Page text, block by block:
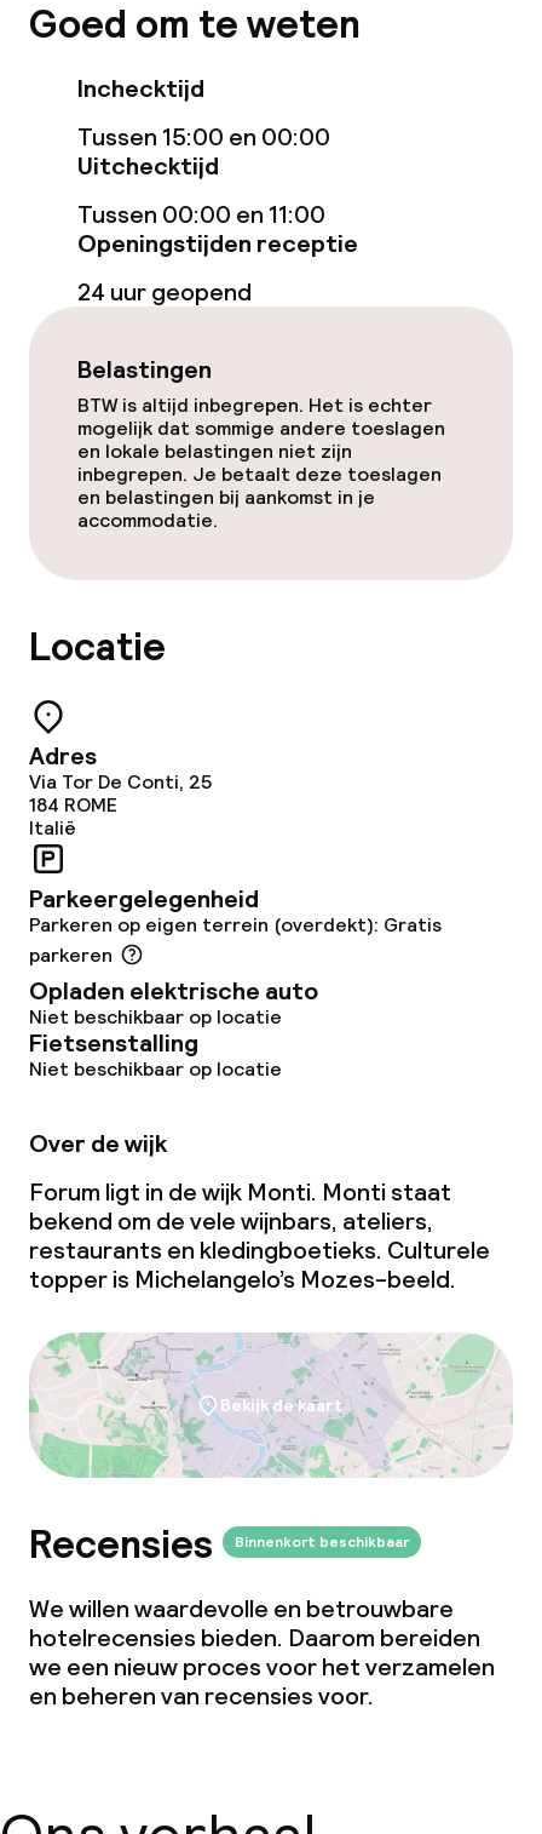
Lunch à la carte
Lunch, vast menu
Diner à la carte
Diner, vast menu
Roomservice
Dieetopties
Speciale dieetopties
Schoonmaakvoorzieningen
Zakelijke faciliteiten
Vergaderruimte
Beleid
Overal rookvrij
Goed om te weten
Inchecktijd
Tussen 15:00 en 00:00
Uitchecktijd
Tussen 00:00 en 11:00
Openingstijden receptie
24 uur geopend
Belastingen
BTW is altijd inbegrepen. Het is echter
mogelijk dat sommige andere toeslagen
en lokale belastingen niet zijn
inbegrepen. Je betaalt deze toeslagen
en belastingen bij aankomst in je
accommodatie.
Locatie
Adres
Via Tor De Conti, 25
184 ROME
Italië
Parkeergelegenheid
Parkeren op eigen terrein (overdekt): Gratis
parkeren
Opladen elektrische auto
Niet beschikbaar op locatie
Fietsenstalling
Niet beschikbaar op locatie
Over de wijk
Forum ligt in de wijk Monti. Monti staat
bekend om de vele wijnbars, ateliers,
restaurants en kledingboetieks. Culturele
topper is Michelangelo’s Mozes-beeld.
Bekijk de kaart
Recensies Binnenkort beschikbaar
We willen waardevolle en betrouwbare
hotelrecensies bieden. Daarom bereiden
we een nieuw proces voor het verzamelen
en beheren van recensies voor.